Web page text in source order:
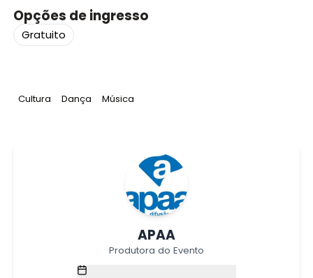
Opções de ingresso
Gratuito
Tag:
Cultura Tag:
Dança Tag:
Música
APAA
Produtora do Evento